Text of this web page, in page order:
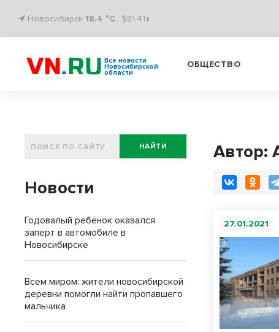
Новосибирск 18.4 °C $81.41↑
Все новости
Новосибирской
области
ОБЩЕСТВО
Автор:
27.01.2021
НАЙТИ
Новости
Годовалый ребёнок оказался
заперт в автомобиле в
Новосибирске
Всем миром: жители новосибирской
деревни помогли найти пропавшего
мальчика